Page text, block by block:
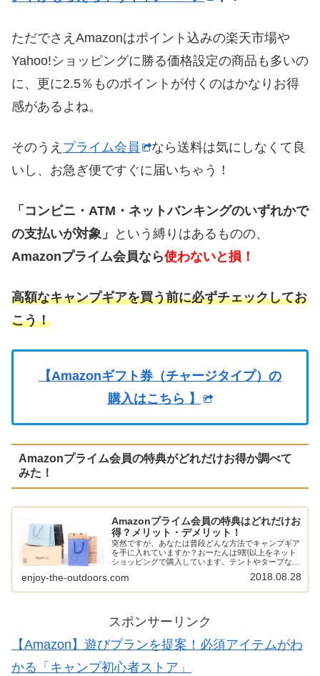
ただでさえAmazonはポイント込みの楽天市場や
Yahoo!ショッピングに勝る価格設定の商品も多いの
に、更に2.5％ものポイントが付くのはかなりお得
感があるよね。
そのうえ プライム会員
なら送料は気にしなくて良
いし、お急ぎ便ですぐに届いちゃう！
「コンビニ・ATM・ネットバンキングのいずれかで
の支払いが対象」
という縛りはあるものの、
Amazonプライム会員なら使わないと損！
高額なキャンプギアを買う前に必ずチェックしてお
こう！
【Amazonギフト券（チャージタイプ）の
購入はこちら 】
Amazonプライム会員の特典がどれだけお得か調べて
みた！
Amazonプライム会員の特典はどれだけお
得？メリット・デメリット！
突然ですが、あなたは普段どんな方法でキャンプギア
を手に入れていますか？おーたんは9割以上をネット
ショッピングで購入しています。テントやタープなん
かは実店舗に置いてないなんてことも結構あるし、そ
うなるとネットショッピングに頼らざるを得ない。
と…
enjoy-the-outdoors.com 2018.08.28
スポンサーリンク
【Amazon】遊びプランを提案！必須アイテムがわ
かる「キャンプ初心者ストア」